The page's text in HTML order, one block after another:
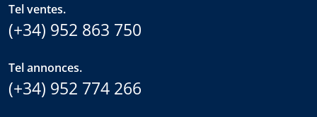
Tel ventes.
(+34) 952 863 750
Tel annonces.
(+34) 952 774 266